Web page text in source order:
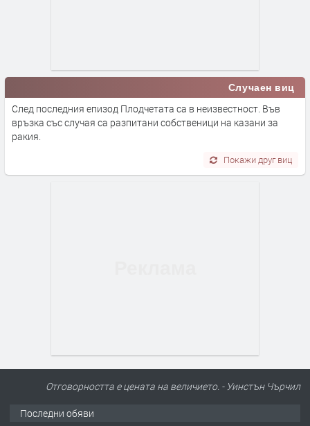
Случаен виц
След последния епизод Плодчетата са в неизвестност. Във
връзка със случая са разпитани собственици на казани за
ракия.
Покажи друг виц
Отговорността е цената на величието. - Уинстън Чърчил
Последни обяви